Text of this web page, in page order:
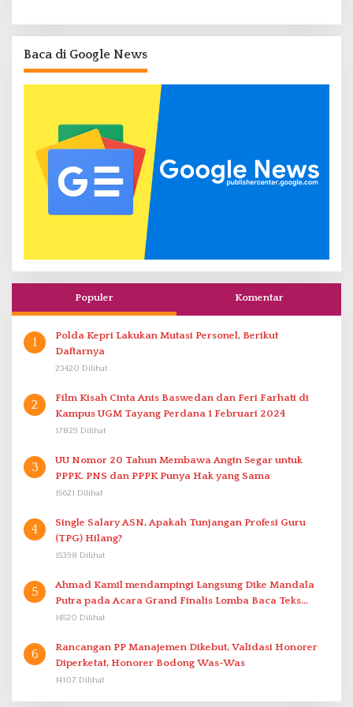
Baca di Google News
Populer Komentar
1
Polda Kepri Lakukan Mutasi Personel, Berikut
Daftarnya
23420 Dilihat
2
Film Kisah Cinta Anis Baswedan dan Feri Farhati di
Kampus UGM Tayang Perdana 1 Februari 2024
17829 Dilihat
3
UU Nomor 20 Tahun Membawa Angin Segar untuk
PPPK. PNS dan PPPK Punya Hak yang Sama
15621 Dilihat
4
Single Salary ASN, Apakah Tunjangan Profesi Guru
(TPG) Hilang?
15398 Dilihat
5
Ahmad Kamil mendampingi Langsung Dike Mandala
Putra pada Acara Grand Finalis Lomba Baca Teks
Proklamasi Mirip Bung Karno di Bali
14520 Dilihat
6
Rancangan PP Manajemen Dikebut, Validasi Honorer
Diperketat, Honorer Bodong Was-Was
14107 Dilihat